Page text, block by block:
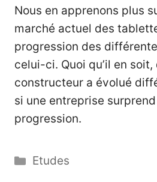
Nous en apprenons plus
marché actuel des
progression des
celui-ci. Quoi qu’il en soit,
constructeur a évolué
si une entreprise
progression.
Catégories
Etudes